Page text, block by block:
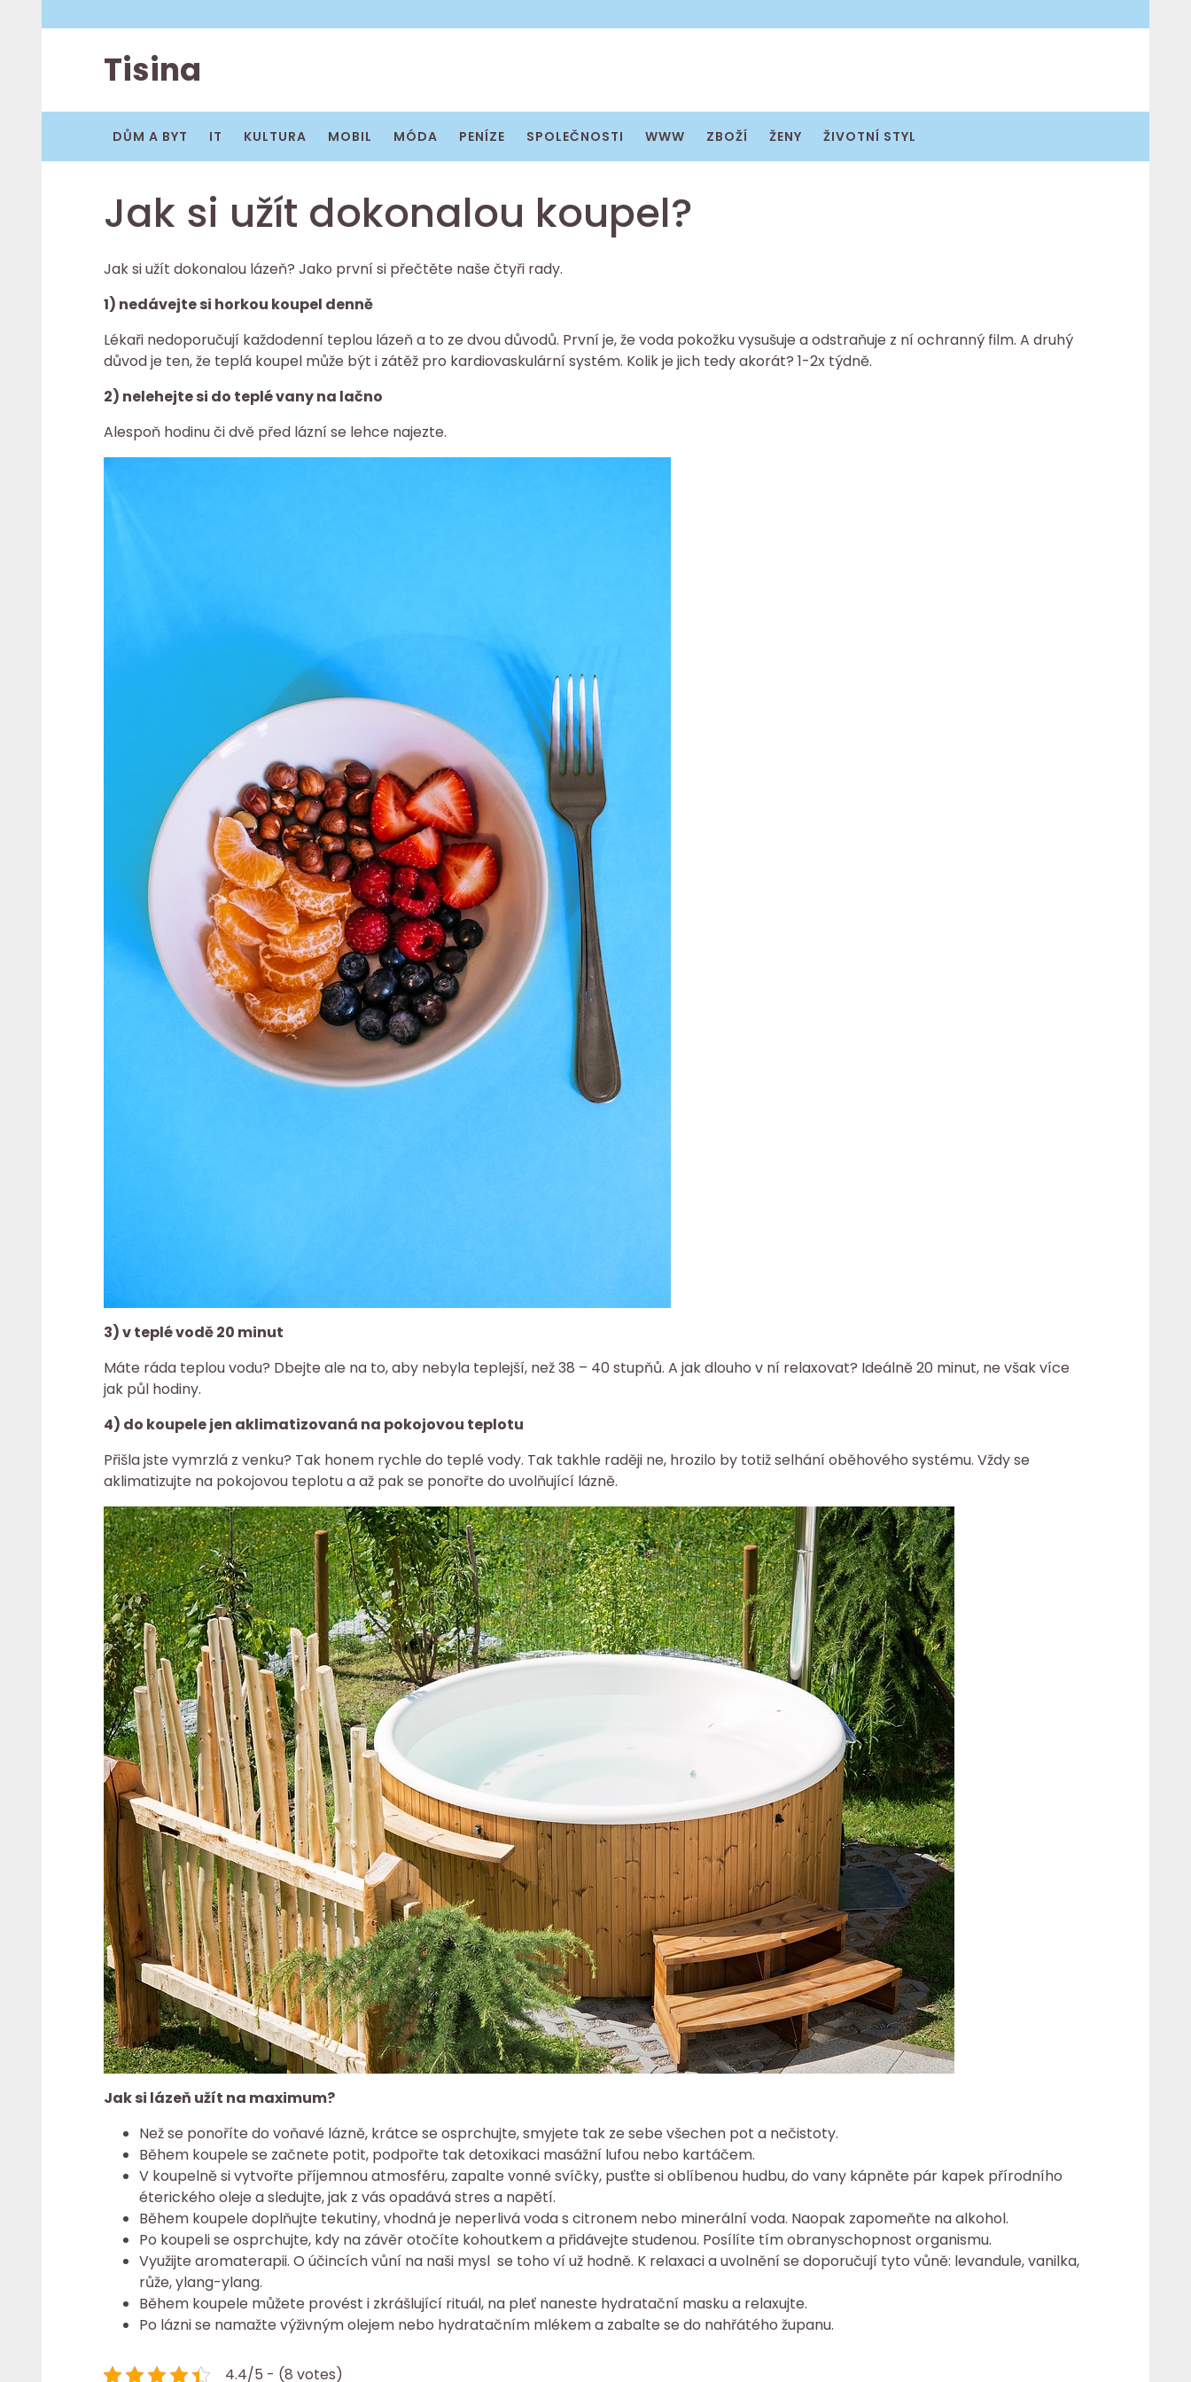
to
Tisina
DŮM A BYT IT KULTURA MOBIL MÓDA PENÍZE SPOLEČNOSTI WWW ZBOŽÍ ŽENY ŽIVOTNÍ STYL
Jak si užít dokonalou koupel?
Jak si užít dokonalou lázeň? Jako první si přečtěte naše čtyři rady.
1) nedávejte si horkou koupel denně
Lékaři nedoporučují každodenní teplou lázeň a to ze dvou důvodů. První je, že voda pokožku vysušuje a odstraňuje z ní ochranný film. A druhý
důvod je ten, že teplá koupel může být i zátěž pro kardiovaskulární systém. Kolik je jich tedy akorát? 1-2x týdně.
2) nelehejte si do teplé vany na lačno
Alespoň hodinu či dvě před lázní se lehce najezte.
3) v teplé vodě 20 minut
Máte ráda teplou vodu? Dbejte ale na to, aby nebyla teplejší, než 38 – 40 stupňů. A jak dlouho v ní relaxovat? Ideálně 20 minut, ne však více
jak půl hodiny.
4) do koupele jen aklimatizovaná na pokojovou teplotu
Přišla jste vymrzlá z venku? Tak honem rychle do teplé vody. Tak takhle raději ne, hrozilo by totiž selhání oběhového systému. Vždy se
aklimatizujte na pokojovou teplotu a až pak se ponořte do uvolňující lázně.
Jak si lázeň užít na maximum?
Než se ponoříte do voňavé lázně, krátce se osprchujte, smyjete tak ze sebe všechen pot a nečistoty.
Během koupele se začnete potit, podpořte tak detoxikaci masážní lufou nebo kartáčem.
V koupelně si vytvořte příjemnou atmosféru, zapalte vonné svíčky, pusťte si oblíbenou hudbu, do vany kápněte pár kapek přírodního
éterického oleje a sledujte, jak z vás opadává stres a napětí.
Během koupele doplňujte tekutiny, vhodná je neperlivá voda s citronem nebo minerální voda. Naopak zapomeňte na alkohol.
Po koupeli se osprchujte, kdy na závěr otočíte kohoutkem a přidávejte studenou. Posílíte tím obranyschopnost organismu.
Využijte aromaterapii. O účincích vůní na naši mysl se toho ví už hodně. K relaxaci a uvolnění se doporučují tyto vůně: levandule, vanilka,
růže, ylang-ylang.
Během koupele můžete provést i zkrášlující rituál, na pleť naneste hydratační masku a relaxujte.
Po lázni se namažte výživným olejem nebo hydratačním mlékem a zabalte se do nahřátého županu.
4.4/5 - (8 votes)